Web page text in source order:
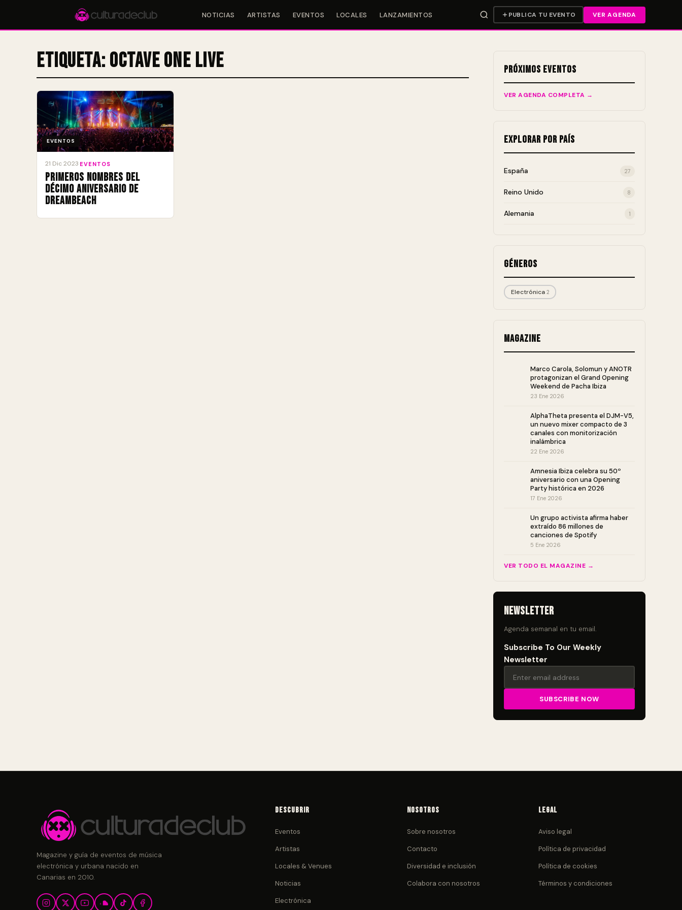
NOTICIAS ARTISTAS EVENTOS LOCALES LANZAMIENTOS PUBLICA TU EVENTO VER AGENDA
Accesos rápidos:
Etiqueta: Octave One live
EVENTOS
21 Dic 2023 EVENTOS
Primeros nombres del
Décimo Aniversario de
Dreambeach
Próximos Eventos
VER AGENDA COMPLETA →
Explorar por País
España 27
Reino Unido 8
Alemania 1
Géneros
Electrónica 2
Magazine
Marco Carola, Solomun y ANOTR
protagonizan el Grand Opening
Weekend de Pacha Ibiza
23 Ene 2026
AlphaTheta presenta el DJM-V5,
un nuevo mixer compacto de 3
canales con monitorización
inalámbrica
22 Ene 2026
Amnesia Ibiza celebra su 50º
aniversario con una Opening
Party histórica en 2026
17 Ene 2026
Un grupo activista afirma haber
extraído 86 millones de
canciones de Spotify
5 Ene 2026
VER TODO EL MAGAZINE →
Newsletter
Agenda semanal en tu email.
Subscribe To Our Weekly
Newsletter
Magazine y guía de eventos de música
electrónica y urbana nacido en
Canarias en 2010.
Descubrir
Eventos
Artistas
Locales & Venues
Noticias
Electrónica
Nosotros
Sobre nosotros
Contacto
Diversidad e inclusión
Colabora con nosotros
Legal
Aviso legal
Política de privacidad
Política de cookies
Términos y condiciones